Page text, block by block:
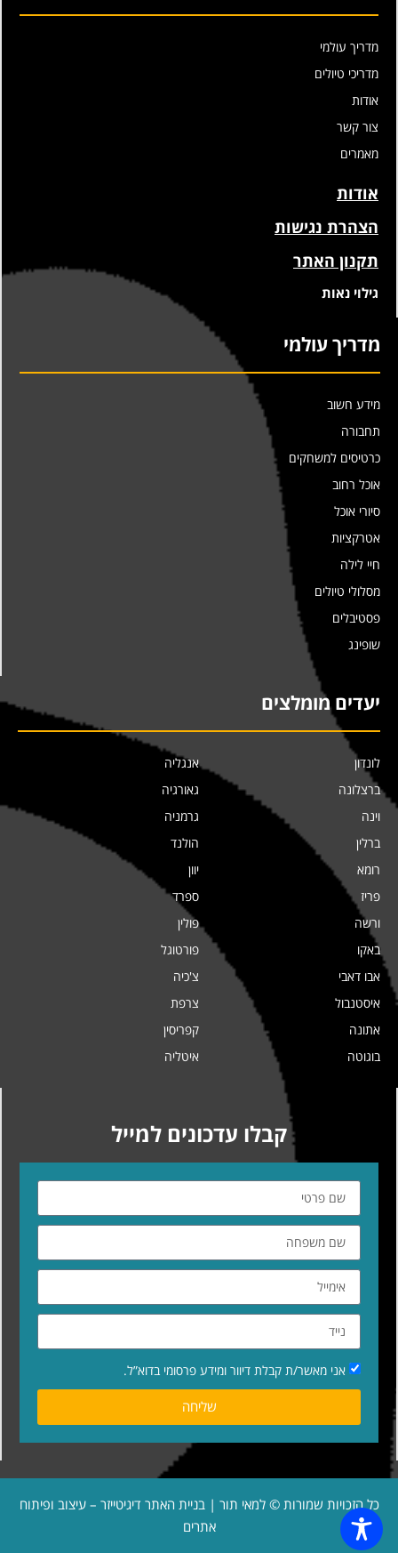
מדריך עולמי
מדריכי טיולים
אודות
צור קשר
מאמרים
אודות
הצהרת נגישות
תקנון האתר
גילוי נאות
מדריך עולמי
מידע חשוב
תחבורה
כרטיסים למשחקים
אוכל רחוב
סיורי אוכל
אטרקציות
חיי לילה
מסלולי טיולים
פסטיבלים
שופינג
יעדים מומלצים
לונדון
ברצלונה
וינה
ברלין
רומא
פריז
ורשה
באקו
אבו דאבי
איסטנבול
אתונה
בוגוטה
אנגליה
גאורגיה
גרמניה
הולנד
יוון
ספרד
פולין
פורטוגל
צ'כיה
צרפת
קפריסין
איטליה
קבלו עדכונים למייל
אני מאשר/ת קבלת דיוור ומידע פרסומי בדוא”ל.
שליחה
כל הזכויות שמורות © למאי תור | בניית האתר דיגיטייזר – עיצוב ופיתוח
אתרים